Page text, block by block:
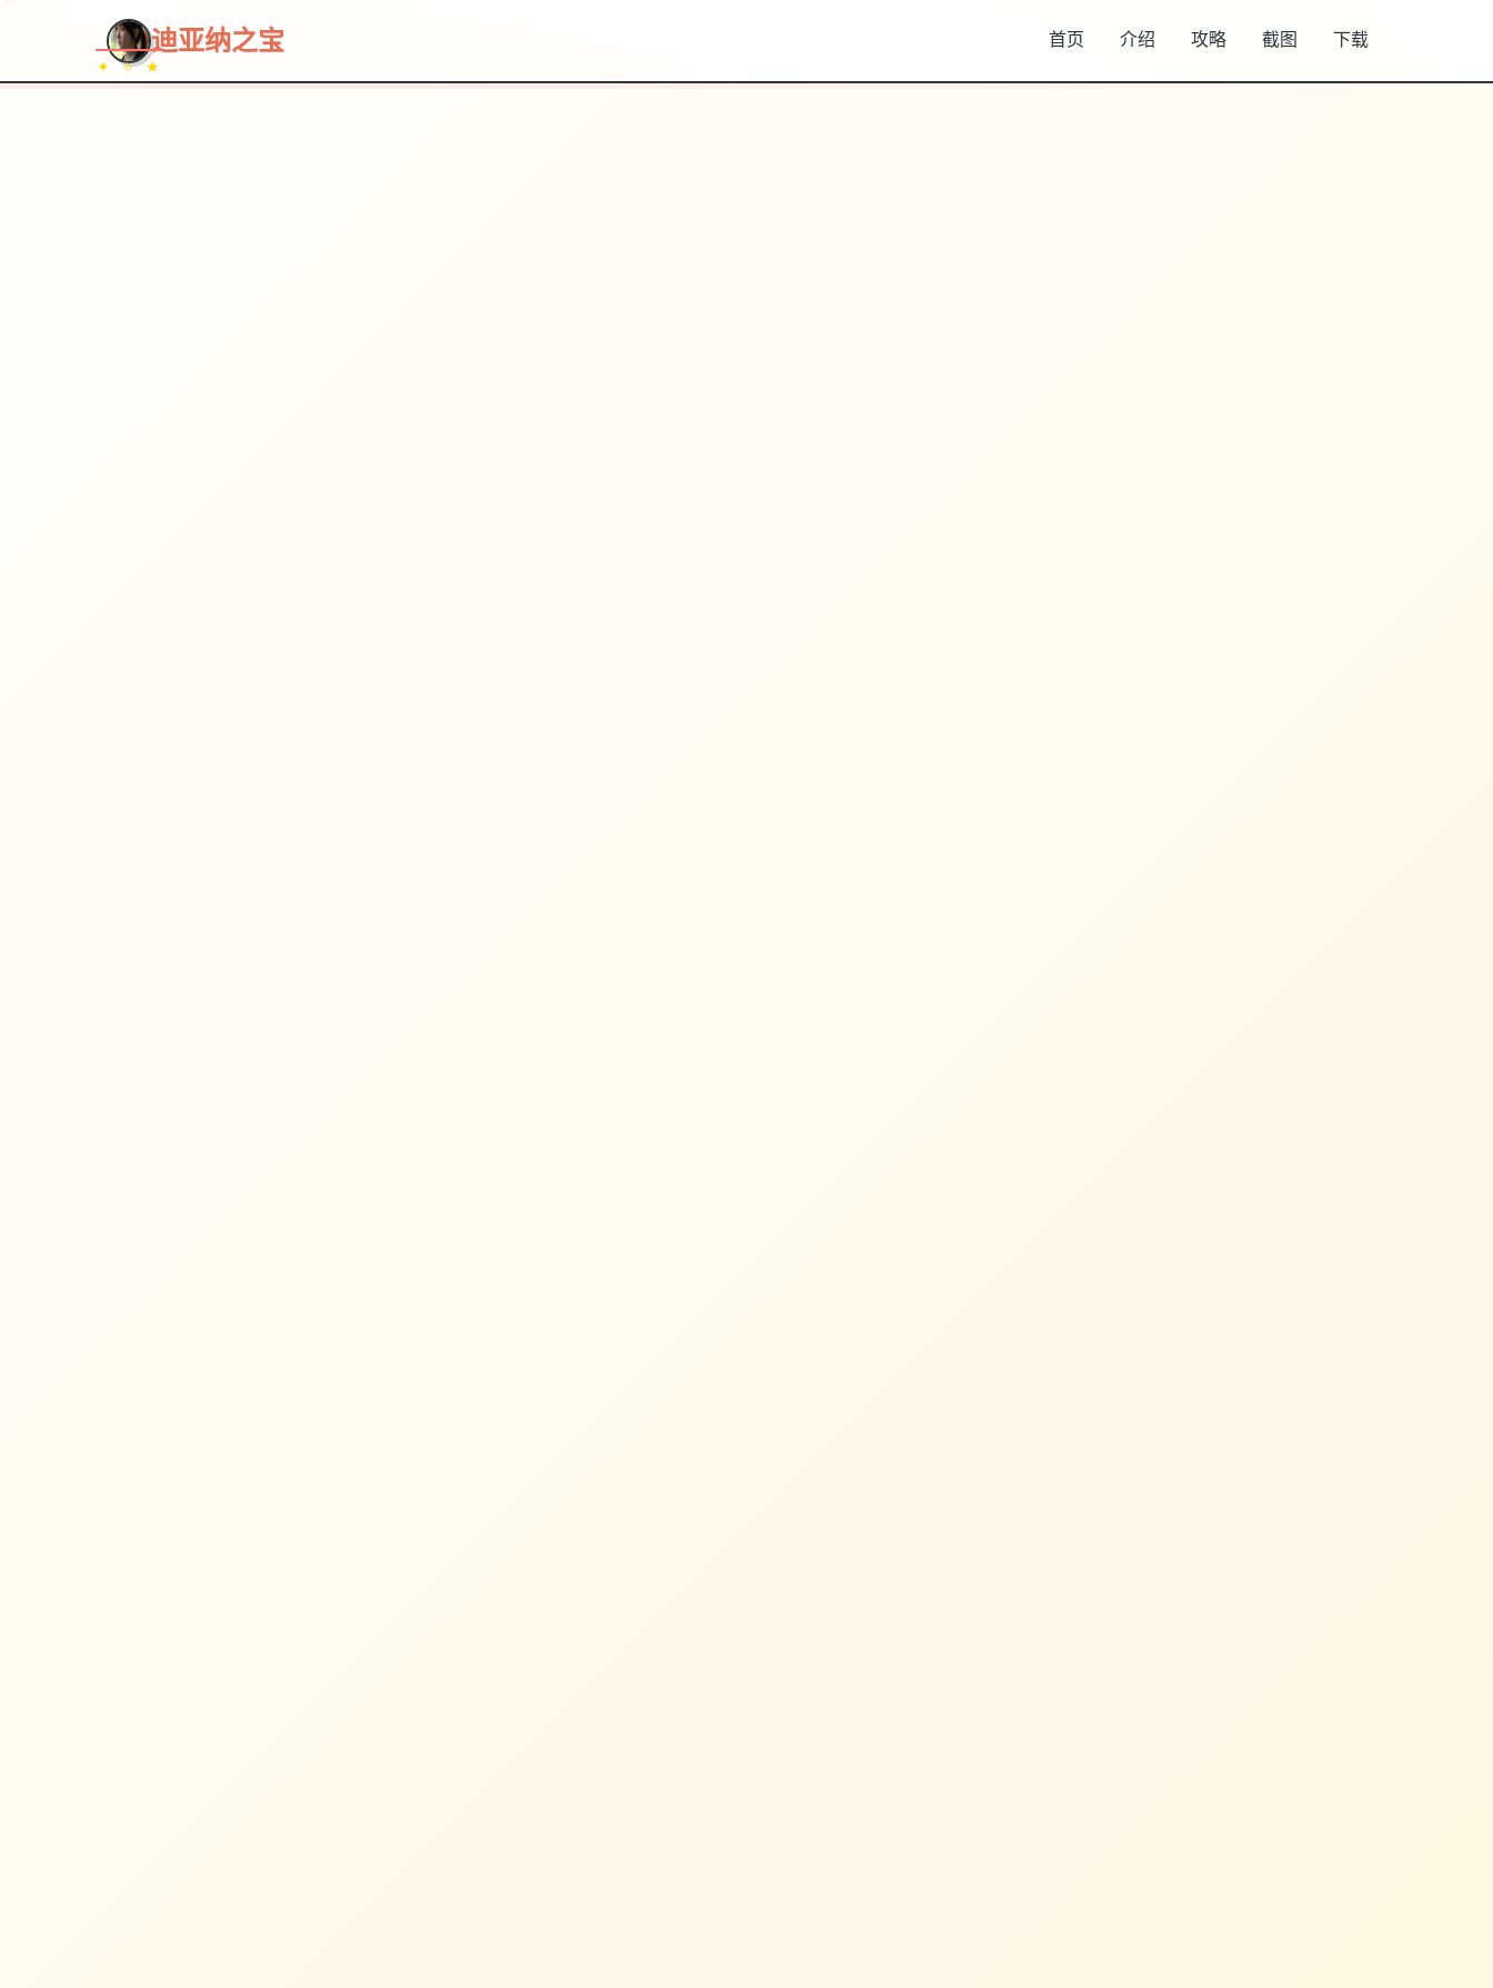
✦ ✧ ★
迪亚纳之宝 首页 介绍 攻略 截图 下载